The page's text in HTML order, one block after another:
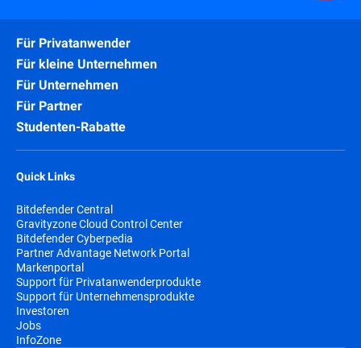
Für Privatanwender
Für kleine Unternehmen
Für Unternehmen
Für Partner
Studenten-Rabatte
Quick Links
Bitdefender Central
Gravityzone Cloud Control Center
Bitdefender Cyberpedia
Partner Advantage Network Portal
Markenportal
Support für Privatanwenderprodukte
Support für Unternehmensprodukte
Investoren
Jobs
InfoZone